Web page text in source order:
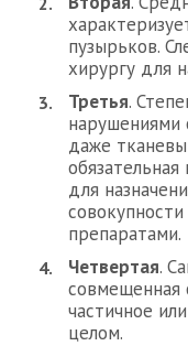
пузырьков.
хирургу для
Третья.
нарушениями
даже
для
препаратами.
Четвертая.
совмещенная
частичное
целом.